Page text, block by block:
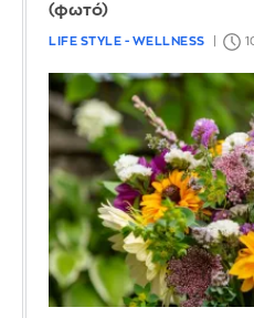
(φωτό)
LIFE STYLE - WELLNESS